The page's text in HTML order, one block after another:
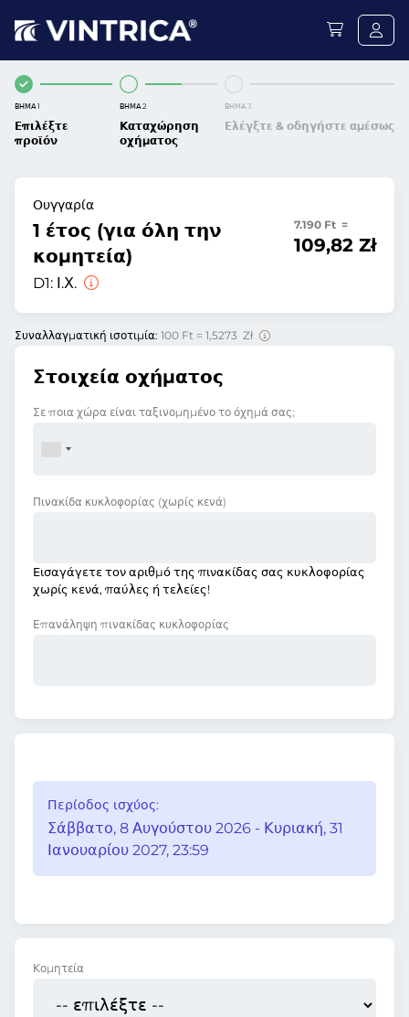
ΒΉΜΑ 1
Επιλέξτε
προϊόν
ΒΉΜΑ 2
Καταχώρηση
οχήματος
ΒΉΜΑ 3
Ελέγξτε & οδηγήστε αμέσως
Ουγγαρία
1 έτος (για όλη την
κομητεία)
D1: Ι.Χ.
7.190 Ft =
109,82 Zł
Συναλλαγματική ισοτιμία: 100 Ft = 1,5273 Zł
Στοιχεία οχήματος
Σε ποια χώρα είναι ταξινομημένο το όχημά σας;
Πινακίδα κυκλοφορίας (χωρίς κενά)
Εισαγάγετε τον αριθμό της πινακίδας σας κυκλοφορίας
χωρίς κενά, παύλες ή τελείες!
Επανάληψη πινακίδας κυκλοφορίας
Περίοδος ισχύος:
Σάββατο, 8 Αυγούστου 2026 - Κυριακή, 31
Ιανουαρίου 2027, 23:59
Κομητεία